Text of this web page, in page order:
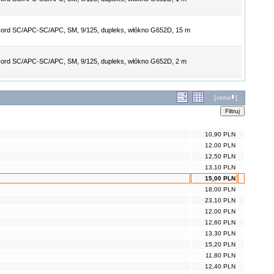
SC/APC-SC/APC, SM, 9/125, dupleks, włókno G652D, 15 m
SC/APC-SC/APC, SM, 9/125, dupleks, włókno G652D, 2 m
[cena ]
10,90 PLN
12,00 PLN
12,50 PLN
13,10 PLN
15,00 PLN
18,00 PLN
23,10 PLN
12,00 PLN
12,60 PLN
13,30 PLN
15,20 PLN
11,80 PLN
12,40 PLN